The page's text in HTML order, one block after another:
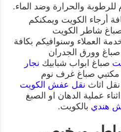
والحرارة وضد الماء.
أرجاء الكويت ويمكنكم
شاطر الكويت
خدمة العملاء وسنوافيكم بكافة
وورق الجدران
صباغ ابواب شبابيك نجار
صباغ غرف نوم
نقل اثاث نقل عفش الكويت
عملية الدهان او الصبغ
هندي بالكويت.